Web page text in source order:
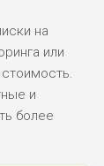
на
или
и
более